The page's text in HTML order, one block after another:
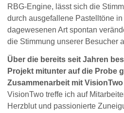
RBG-Engine, lässt sich die
durch ausgefallene Pastelltöne
dagewesenen Art spontan
die Stimmung unserer Besucher
Über die bereits seit Jahren
Projekt mitunter auf die Probe
Zusammenarbeit mit VisionTwo
VisionTwo treffe ich auf
Herzblut und passionierte